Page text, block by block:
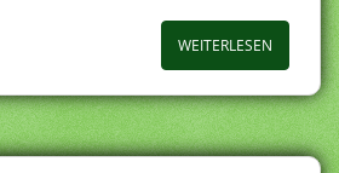
WEITERLESEN